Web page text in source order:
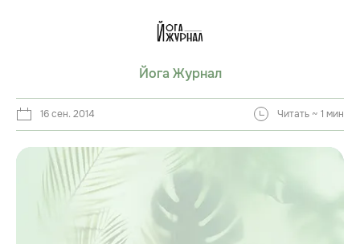
Йога Журнал
16 сен. 2014 Читать ~ 1 мин